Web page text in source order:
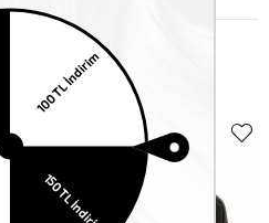
Ürünler
İNDİRİM